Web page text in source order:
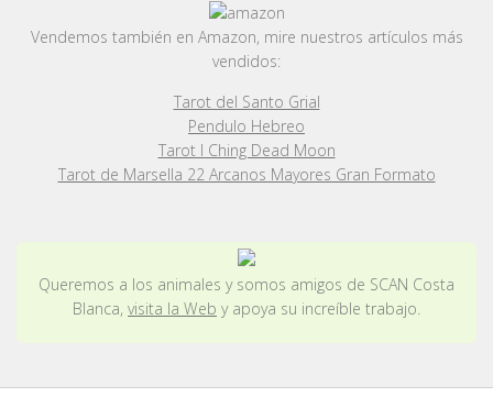
Vendemos también en Amazon, mire nuestros artículos más
vendidos:
Tarot del Santo Grial
Pendulo Hebreo
Tarot I Ching Dead Moon
Tarot de Marsella 22 Arcanos Mayores Gran Formato
Queremos a los animales y somos amigos de SCAN Costa
Blanca, visita la Web y apoya su increíble trabajo.